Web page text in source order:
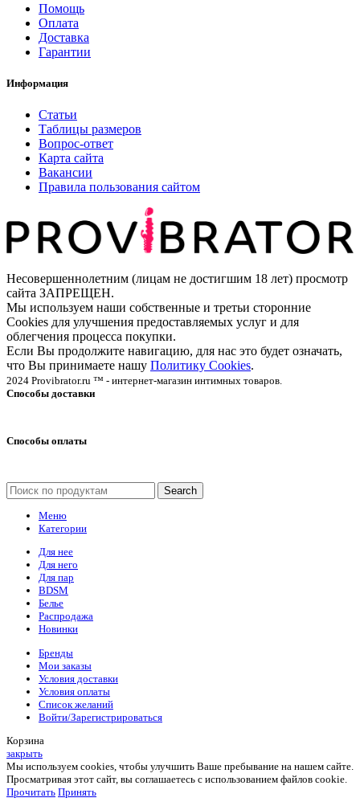
Помощь
Оплата
Доставка
Гарантии
Информация
Статьи
Таблицы размеров
Вопрос-ответ
Карта сайта
Вакансии
Правила пользования сайтом
Несовершеннолетним (лицам не достигшим 18 лет) просмотр
сайта ЗАПРЕЩЕН.
Мы используем наши собственные и третьи сторонние
Cookies для улучшения предоставляемых услуг и для
облегчения процесса покупки.
Если Вы продолжите навигацию, для нас это будет означать,
что Вы принимаете нашу Политику Cookies.
2024 Provibrator.ru ™ - интернет-магазин интимных товаров.
Способы доставки
Способы оплаты
Search
Меню
Категории
Для нее
Для него
Для пар
BDSM
Белье
Распродажа
Новинки
Бренды
Мои заказы
Условия доставки
Условия оплаты
Список желаний
Войти/Зарегистрироваться
Корзина
закрыть
Мы используем cookies, чтобы улучшить Ваше пребывание на нашем сайте.
Просматривая этот сайт, вы соглашаетесь с использованием файлов cookie.
Прочитать Принять